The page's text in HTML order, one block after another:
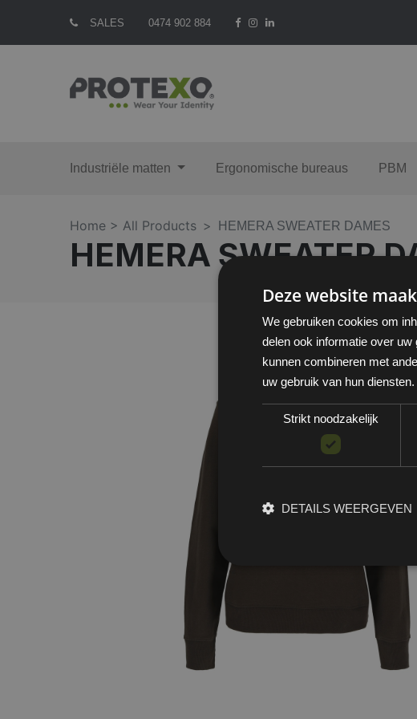
SALES 0474 902 884
Industriële matten Ergonomische bureaus PBM
Home > All Products HEMERA SWEATER DAMES
HEMERA SWEATER
Deze website
We gebruiken cookies om
delen ook informatie over
kunnen combineren met
uw gebruik van hun diensten.
Strikt noodzakelijk
DETAILS WEERGEVEN